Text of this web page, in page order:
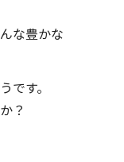
な豊かな
です。
？